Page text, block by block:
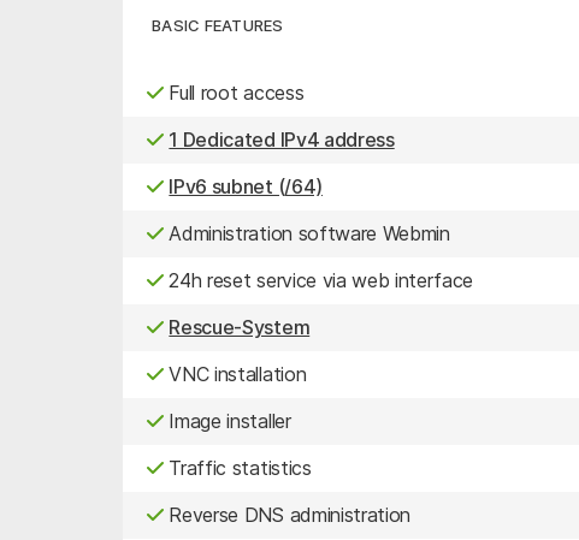
BASIC FEATURES
Full root access
1 Dedicated IPv4 address
IPv6 subnet (/64)
Administration software Webmin
24h reset service via web interface
Rescue-System
VNC installation
Image installer
Traffic statistics
Reverse DNS administration